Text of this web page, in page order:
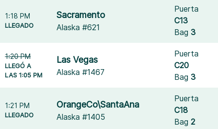
1:18 PM
LLEGADO
Sacramento
Alaska #621
Puerta
C13
Bag3
1:20 PM
LLEGÓ A
LAS 1:05 PM
Las Vegas
Alaska #1467
Puerta
C20
Bag3
1:21 PM
LLEGADO
OrangeCo\SantaAna
Alaska #1405
Puerta
C18
Bag2